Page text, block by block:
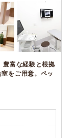
豊富な経験と根拠
をご用意。ペッ